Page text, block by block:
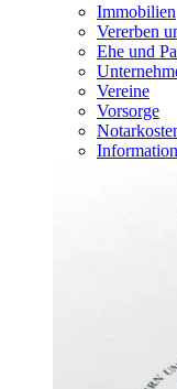
Immobilien
Vererben
Ehe und
Vereine
Vorsorge